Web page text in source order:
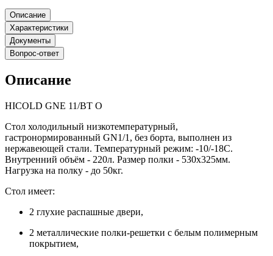
Описание
Характеристики
Документы
Вопрос-ответ
Описание
HICOLD GNE 11/BT О
Стол холодильный низкотемпературный,
гастронормированный GN1/1, без борта, выполнен из
нержавеющей стали. Температурный режим: -10/-18С.
Внутренний объём - 220л. Размер полки - 530х325мм.
Нагрузка на полку - до 50кг.
Стол имеет:
2 глухие распашные двери,
2 металлические полки-решетки с белым полимерным
покрытием,